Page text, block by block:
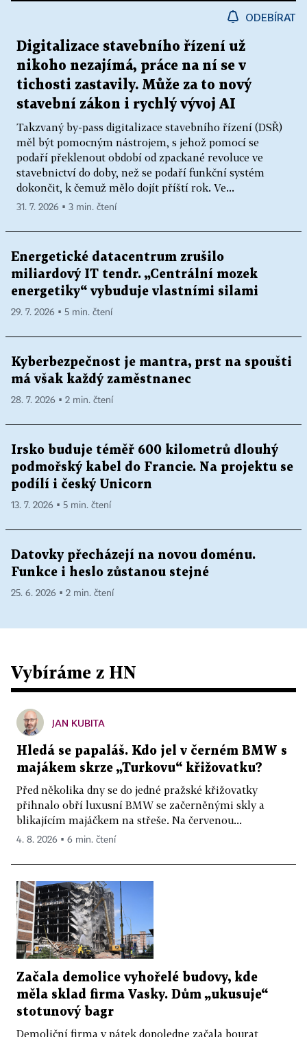
ODEBÍRAT
Digitalizace stavebního řízení už
nikoho nezajímá, práce na ní se v
tichosti zastavily. Může za to nový
stavební zákon i rychlý vývoj AI
Takzvaný by-pass digitalizace stavebního řízení (DSŘ)
měl být pomocným nástrojem, s jehož pomocí se
podaří překlenout období od zpackané revoluce ve
stavebnictví do doby, než se podaří funkční systém
dokončit, k čemuž mělo dojít příští rok. Ve...
31. 7. 2026 ▪ 3 min. čtení
Energetické datacentrum zrušilo
miliardový IT tendr. „Centrální mozek
energetiky“ vybuduje vlastními silami
29. 7. 2026 ▪ 5 min. čtení
Kyberbezpečnost je mantra, prst na spoušti
má však každý zaměstnanec
28. 7. 2026 ▪ 2 min. čtení
Irsko buduje téměř 600 kilometrů dlouhý
podmořský kabel do Francie. Na projektu se
podílí i český Unicorn
13. 7. 2026 ▪ 5 min. čtení
Datovky přecházejí na novou doménu.
Funkce i heslo zůstanou stejné
25. 6. 2026 ▪ 2 min. čtení
Vybíráme z HN
JAN KUBITA
Hledá se papaláš. Kdo jel v černém BMW s
majákem skrze „Turkovu“ křižovatku?
Před několika dny se do jedné pražské křižovatky
přihnalo obří luxusní BMW se začerněnými skly a
blikajícím majáčkem na střeše. Na červenou...
4. 8. 2026 ▪ 6 min. čtení
Začala demolice vyhořelé budovy, kde
měla sklad firma Vasky. Dům „ukusuje“
stotunový bagr
Demoliční firma v pátek dopoledne začala bourat